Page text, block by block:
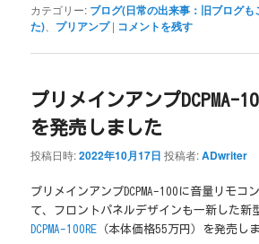
カテゴリー: ブログ(日常の出来事：旧ブログ
た)
プリアンプ | コメントを残す
プリメインアンプDCPMA-
を発売しました
投稿日時:2022年10月17日 投稿者:ADwriter
プリメインアンプDCPMA-100に音量リモコ
て、フロントパネルデザインも一新した新
DCPMA-100RE （本体価格55万円）を発売し